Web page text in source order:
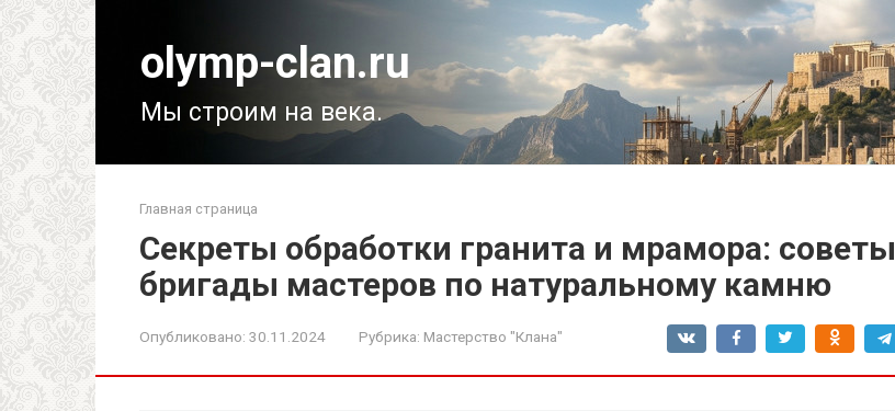
olymp-clan.ru
Мы строим на века.
Главная страница
Секреты обработки гранита и мрамора: советы
бригады мастеров по натуральному камню
Опубликовано: 30.11.2024 Рубрика: Мастерство "Клана"